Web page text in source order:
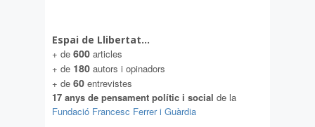
Espai de Llibertat…
+ de 600 articles
+ de 180 autors i opinadors
+ de 60 entrevistes
17 anys de pensament polític i social de la
Fundació Francesc Ferrer i Guàrdia